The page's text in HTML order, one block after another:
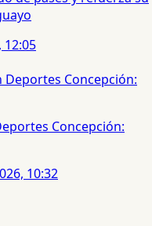
12:05
Concepción:
10:32